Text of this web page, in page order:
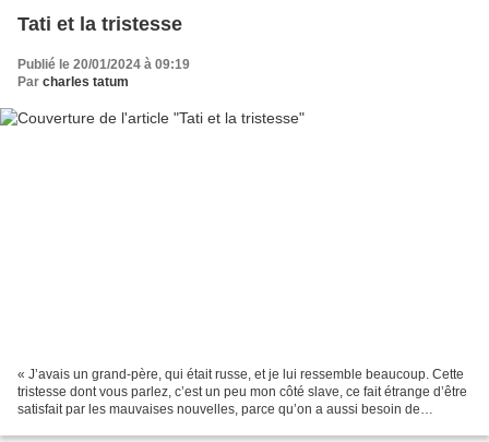
Tati et la tristesse
Publié le 20/01/2024 à 09:19
Par charles tatum
« J’avais un grand-père, qui était russe, et je lui ressemble beaucoup. Cette
tristesse dont vous parlez, c’est un peu mon côté slave, ce fait étrange d’être
satisfait par les mauvaises nouvelles, parce qu’on a aussi besoin de